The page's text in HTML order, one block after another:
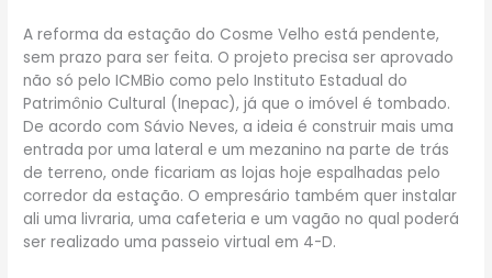
A reforma da estação do Cosme Velho está pendente,
sem prazo para ser feita. O projeto precisa ser aprovado
não só pelo ICMBio como pelo Instituto Estadual do
Patrimônio Cultural (Inepac), já que o imóvel é tombado.
De acordo com Sávio Neves, a ideia é construir mais uma
entrada por uma lateral e um mezanino na parte de trás
de terreno, onde ficariam as lojas hoje espalhadas pelo
corredor da estação. O empresário também quer instalar
ali uma livraria, uma cafeteria e um vagão no qual poderá
ser realizado uma passeio virtual em 4-D.